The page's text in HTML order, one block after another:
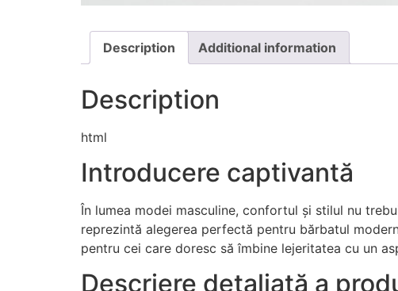
Description Additional information
Description
html
Introducere captivantă
În lumea modei masculine, confortul și stilul nu
reprezintă alegerea perfectă pentru bărbatul
pentru cei care doresc să îmbine lejeritatea cu un
Descriere detaliată a